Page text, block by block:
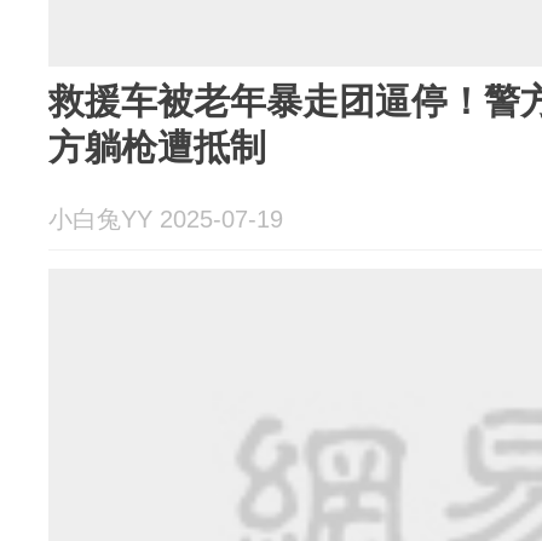
救援车被老年暴走团逼停！警
方躺枪遭抵制
小白兔YY 2025-07-19